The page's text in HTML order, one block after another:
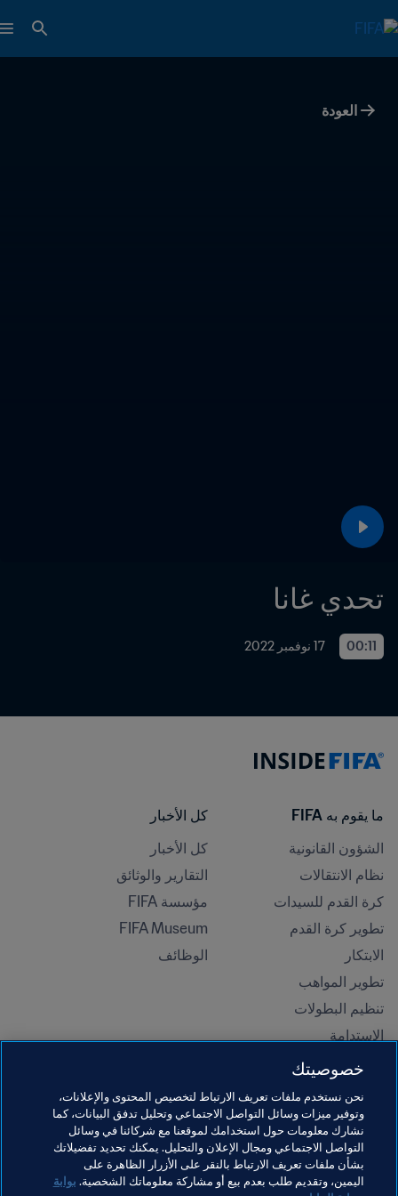
العودة
تحدي غانا
00:11 17 نوفمبر 2022
ما يقوم به FIFA
الشؤون القانونية
نظام الانتقالات
كرة القدم للسيدات
تطوير كرة القدم
الابتكار
تطوير المواهب
تنظيم البطولات
الاستدامة
حقوق الإنسان ومناهضة التمييز
المبادرات التعليمية
كل الأخبار
كل الأخبار
التقارير والوثائق
مؤسسة FIFA
FIFA Museum
الوظائف
خصوصيتك
نحن نستخدم ملفات تعريف الارتباط لتخصيص المحتوى والإعلانات،
وتوفير ميزات وسائل التواصل الاجتماعي وتحليل تدفق البيانات، كما
نشارك معلومات حول استخدامك لموقعنا مع شركائنا في وسائل
التواصل الاجتماعي ومجال الإعلان والتحليل. يمكنك تحديد تفضيلاتك
بشأن ملفات تعريف الارتباط بالنقر على الأزرار الظاهرة على
اليمين، وتقديم طلب بعدم بيع أو مشاركة معلوماتك الشخصية. بوابة